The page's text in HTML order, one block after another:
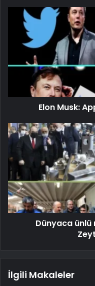
Elon Musk:
Dünyaca ünlü
İlgili Makaleler